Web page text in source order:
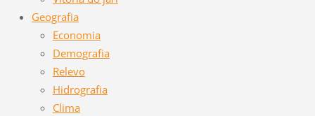
Geografia
Economia
Demografia
Relevo
Hidrografia
Clima